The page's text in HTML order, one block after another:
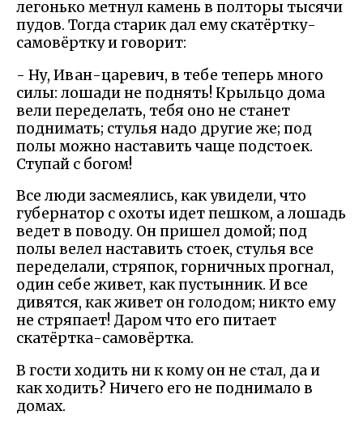
легонько метнул камень в полторы тысячи
пудов. Тогда старик дал ему скатёртку-
самовёртку и говорит:
- Ну, Иван-царевич, в тебе теперь много
силы: лошади не поднять! Крыльцо дома
вели переделать, тебя оно не станет
поднимать; стулья надо другие же; под
полы можно наставить чаще подстоек.
Ступай с богом!
Все люди засмеялись, как увидели, что
губернатор с охоты идет пешком, а лошадь
ведет в поводу. Он пришел домой; под
полы велел наставить стоек, стулья все
переделали, стряпок, горничных прогнал,
один себе живет, как пустынник. И все
дивятся, как живет он голодом; никто ему
не стряпает! Даром что его питает
скатёртка-самовёртка.
В гости ходить ни к кому он не стал, да и
как ходить? Ничего его не поднимало в
домах.